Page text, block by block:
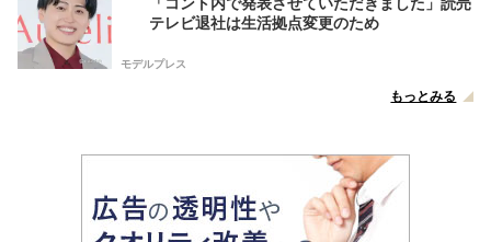
テレビ退社は生活拠点変更のため
モデルプレス
もっとみる